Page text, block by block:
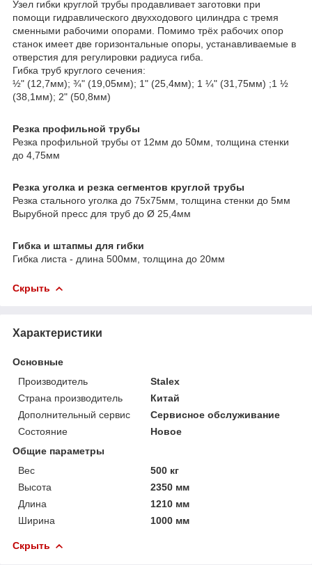
Узел гибки круглой трубы продавливает заготовки при
помощи гидравлического двухходового цилиндра с тремя
сменными рабочими опорами. Помимо трёх рабочих опор
станок имеет две горизонтальные опоры, устанавливаемые в
отверстия для регулировки радиуса гиба.
Гибка труб круглого сечения:
½" (12,7мм); ¾" (19,05мм); 1" (25,4мм); 1 ¼" (31,75мм) ;1 ½
(38,1мм); 2" (50,8мм)
Резка профильной трубы
Резка профильной трубы от 12мм до 50мм, толщина стенки
до 4,75мм
Резка уголка и резка сегментов круглой трубы
Резка стального уголка до 75х75мм, толщина стенки до 5мм
Вырубной пресс для труб до Ø 25,4мм
Гибка и штапмы для гибки
Гибка листа - длина 500мм, толщина до 20мм
Скрыть
Характеристики
Основные
Производитель
Stalex
Страна производитель
Китай
Дополнительный сервис
Сервисное обслуживание
Состояние
Новое
Общие параметры
Вес
500 кг
Высота
2350 мм
Длина
1210 мм
Ширина
1000 мм
Скрыть